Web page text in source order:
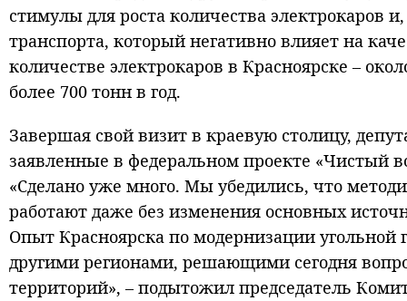
стимулы для роста количества электрокаров
транспорта, который негативно влияет на
количестве электрокаров в Красноярске –
более 700 тонн в год.
Завершая свой визит в краевую столицу,
заявленные в федеральном проекте «Чистый
«Сделано уже много. Мы убедились, что
работают даже без изменения основных
Опыт Красноярска по модернизации
другими регионами, решающими сегодня
территорий», – подытожил председатель